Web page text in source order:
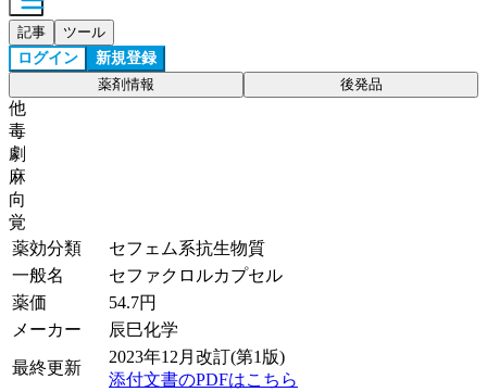
記事 ツール
ログイン 新規登録
薬剤情報 後発品
他
毒
劇
麻
向
覚
薬効分類
セフェム系抗生物質
一般名
セファクロルカプセル
薬価
54.7円
メーカー
辰巳化学
最終更新
2023年12月改訂(第1版)
添付文書のPDFはこちら